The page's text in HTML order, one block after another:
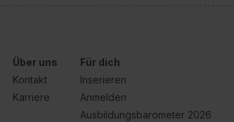
Über uns
Kontakt
Karriere
Für dich
Inserieren
Anmelden
Ausbildungsbarometer 2026